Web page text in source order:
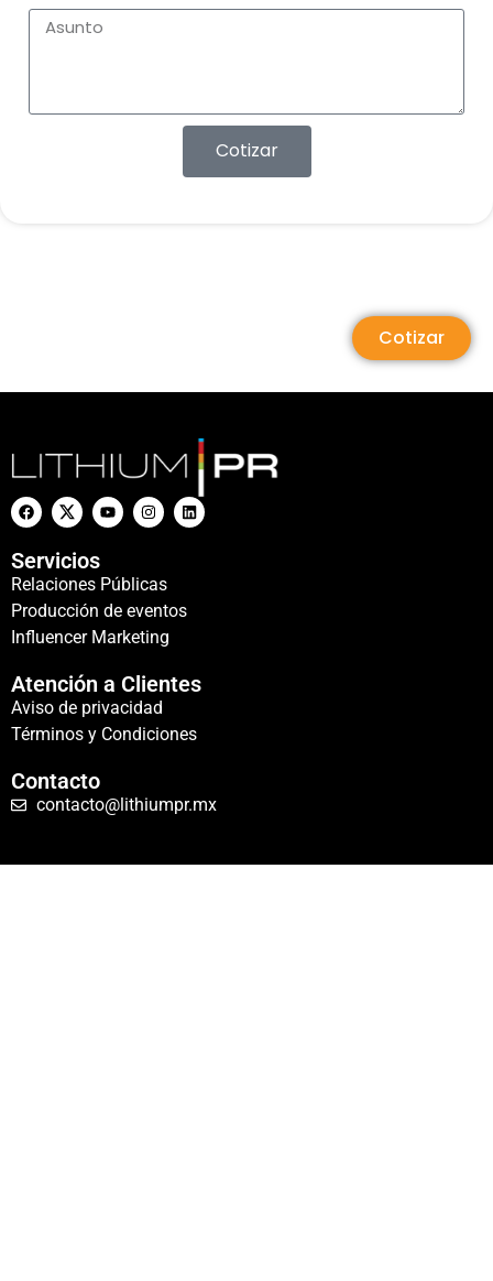
Cotizar
Cotizar
Servicios
Relaciones Públicas
Producción de eventos
Influencer Marketing
Atención a Clientes
Aviso de privacidad
Términos y Condiciones
Contacto
contacto@lithiumpr.mx